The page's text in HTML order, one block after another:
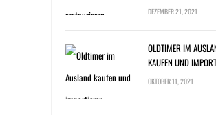
DEZEMBER 21, 2021
OLDTIMER IM
KAUFEN UND
OKTOBER 11, 2021